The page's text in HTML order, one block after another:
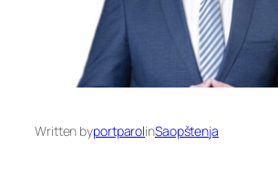
Written byportparolinSaopštenja